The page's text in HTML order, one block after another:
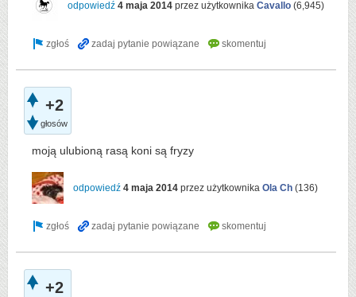
odpowiedź 4 maja 2014 przez użytkownika Cavallo (6,945)
+2
głosów
moją ulubioną rasą koni są fryzy
odpowiedź 4 maja 2014 przez użytkownika Ola Ch (136)
+2